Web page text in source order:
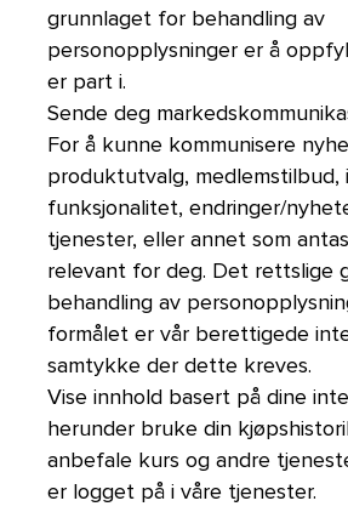
grunnlaget for behandling av
personopplysninger er å
er part i.
Sende deg
For å kunne kommunisere
produktutvalg, medlemstilbud,
funksjonalitet, endringer/
tjenester, eller annet som
relevant for deg. Det rettslige
behandling av
formålet er vår berettigede
samtykke der dette kreves.
Vise innhold basert på dine
herunder bruke din
anbefale kurs og andre
er logget på i våre tjenester.